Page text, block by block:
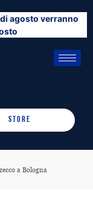
agosto verranno
STORE
a Bologna